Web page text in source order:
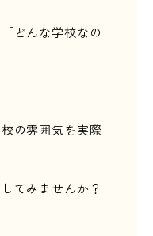
どんな学校なの
の雰囲気を実際
てみませんか？